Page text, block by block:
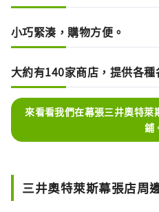
小巧緊湊，購物方便。
大約有140家商店，提供各種
來看看我們在幕張三井奧特萊
鋪
三井奧特萊斯幕張店周